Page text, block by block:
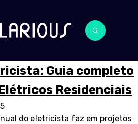
Guia completo
Residenciais
do eletricista faz em projetos